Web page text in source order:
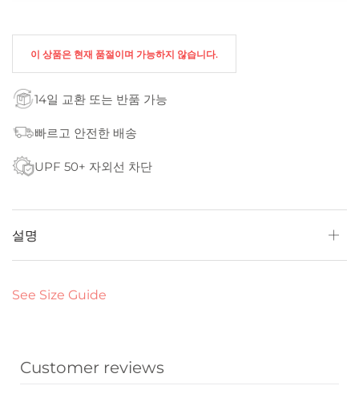
이 상품은 현재 품절이며 가능하지 않습니다.
14일 교환 또는 반품 가능
빠르고 안전한 배송
UPF 50+ 자외선 차단
설명
See Size Guide
Customer reviews